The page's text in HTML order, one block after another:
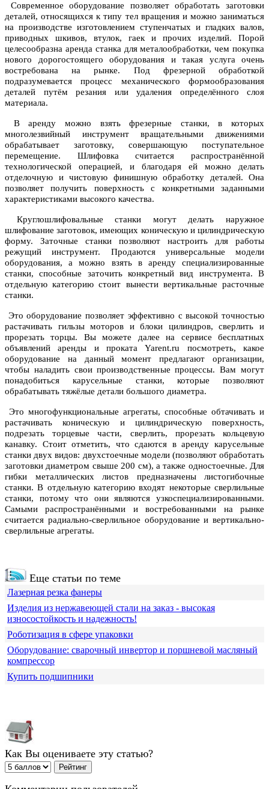
Современное оборудование позволяет обработать заготовки
деталей, относящихся к типу тел вращения и можно заниматься
на производстве изготовлением ступенчатых и гладких валов,
приводных шкивов, втулок, гаек и прочих изделий. Порой
целесообразна аренда станка для металообработки, чем покупка
нового дорогостоящего оборудования и такая услуга очень
востребована на рынке. Под фрезерной обработкой
подразумевается процесс механического формообразования
деталей путём резания или удаления определённого слоя
материала.
В аренду можно взять фрезерные станки, в которых
многолезвийный инструмент вращательными движениями
обрабатывает заготовку, совершающую поступательное
перемещение. Шлифовка считается распространённой
технологической операцией, и благодаря ей можно делать
отделочную и чистовую финишную обработку деталей. Она
позволяет получить поверхность с конкретными заданными
характеристиками высокого качества.
Круглошлифовальные станки могут делать наружное
шлифование заготовок, имеющих коническую и цилиндрическую
форму. Заточные станки позволяют настроить для работы
режущий инструмент. Продаются универсальные модели
оборудования, а можно взять в аренду специализированные
станки, способные заточить конкретный вид инструмента. В
отдельную категорию стоит вынести вертикальные расточные
станки.
Это оборудование позволяет эффективно с высокой точностью
растачивать гильзы моторов и блоки цилиндров, сверлить и
прорезать торцы. Вы можете далее на сервисе бесплатных
объявлений аренды и проката Yarent.ru посмотреть, какое
оборудование на данный момент предлагают организации,
чтобы наладить свои производственные процессы. Вам могут
понадобиться карусельные станки, которые позволяют
обрабатывать тяжёлые детали большого диаметра.
Это многофункциональные агрегаты, способные обтачивать и
растачивать коническую и цилиндрическую поверхность,
подрезать торцевые части, сверлить, прорезать кольцевую
канавку. Стоит отметить, что сдаются в аренду карусельные
станки двух видов: двухстоечные модели (позволяют обработать
заготовки диаметром свыше 200 см), а также одностоечные. Для
гибки металлических листов предназначены листогибочные
станки. В отдельную категорию входят некоторые сверлильные
станки, потому что они являются узкоспециализированными.
Самыми распространёнными и востребованными на рынке
считается радиально-сверлильное оборудование и вертикально-
сверлильные агрегаты.
Еще статьи по теме
Лазерная резка фанеры
Изделия из нержавеющей стали на заказ - высокая
износостойкость и надежность!
Роботизация в сфере упаковки
Оборудование: сварочный инвертор и поршневой масляный
компрессор
Купить подшипники
Как Вы оцениваете эту статью?